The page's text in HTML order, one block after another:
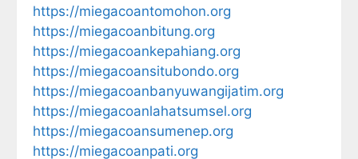
https://miegacoantomohon.org
https://miegacoanbitung.org
https://miegacoankepahiang.org
https://miegacoansitubondo.org
https://miegacoanbanyuwangijatim.org
https://miegacoanlahatsumsel.org
https://miegacoansumenep.org
https://miegacoanpati.org